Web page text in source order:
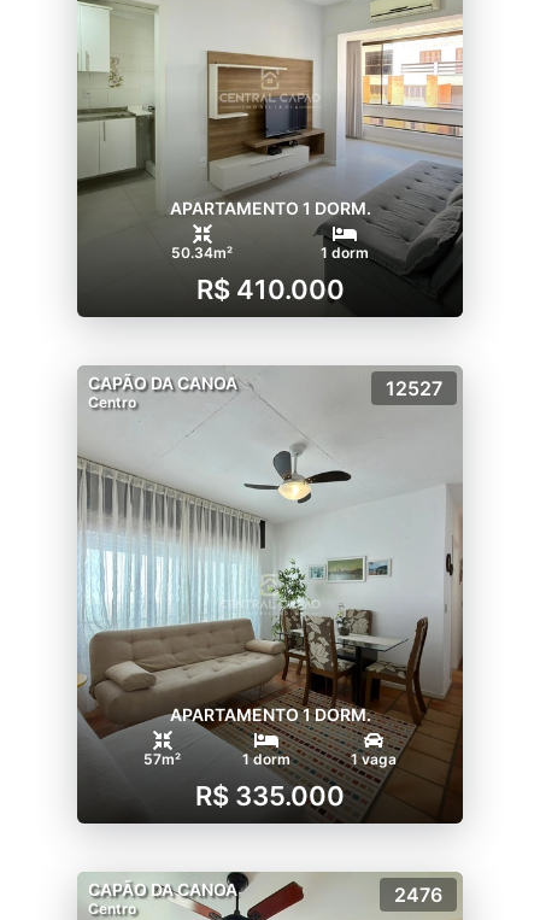
APARTAMENTO 1 DORM.
50.34m² 1 dorm
R$ 410.000
CAPÃO DA CANOA
Centro
12527
APARTAMENTO 1 DORM.
57m² 1 dorm 1 vaga
R$ 335.000
CAPÃO DA CANOA
Centro
2476